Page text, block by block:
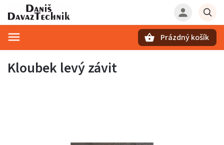
Prázdný košík
Kloubek levý závit